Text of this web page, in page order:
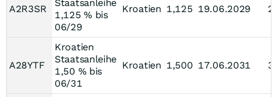
A2R3SR
Staatsanleihe
1,125 % bis
06/29
Kroatien 1,125 19.06.2029
A28YTF
Kroatien
Staatsanleihe
1,50 % bis
06/31
Kroatien 1,500 17.06.2031